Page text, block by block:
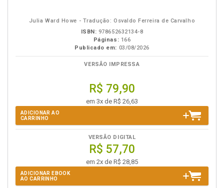
Julia Ward Howe - Tradução: Osvaldo Ferreira de Carvalho
ISBN: 978652632134-8
Páginas: 166
Publicado em: 03/08/2026
VERSÃO IMPRESSA
R$ 79,90
em 3x de R$ 26,63
ADICIONAR AO
CARRINHO
VERSÃO DIGITAL
R$ 57,70
em 2x de R$ 28,85
ADICIONAR EBOOK
AO CARRINHO